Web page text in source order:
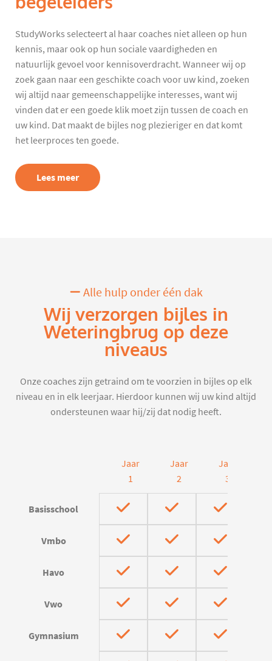
StudyWorks selecteert al haar coaches niet alleen op hun
kennis, maar ook op hun sociale vaardigheden en
natuurlijk gevoel voor kennisoverdracht. Wanneer wij op
zoek gaan naar een geschikte coach voor uw kind, zoeken
wij altijd naar gemeenschappelijke interesses, want wij
vinden dat er een goede klik moet zijn tussen de coach en
uw kind. Dat maakt de bijles nog plezieriger en dat komt
het leerproces ten goede.
Lees meer
Alle hulp onder één dak
Wij verzorgen bijles in
Weteringbrug op deze
niveaus
Onze coaches zijn getraind om te voorzien in bijles op elk
niveau en in elk leerjaar. Hierdoor kunnen wij uw kind altijd
ondersteunen waar hij/zij dat nodig heeft.
Jaar
1
Jaar
2
Jaar
3
Basisschool
Vmbo
Havo
Vwo
Gymnasium